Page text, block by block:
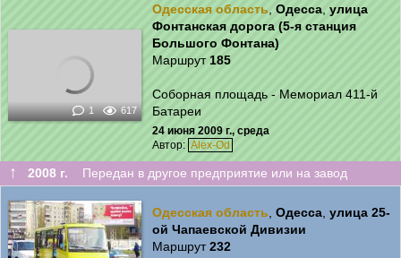
1 617
Одесская область Одесса, улица
Фонтанская дорога (5-я станция
Большого Фонтана)
Маршрут 185
Соборная площадь - Мемориал 411-й
Батареи
24 июня 2009 г., среда
Автор: Alex-Od
↑ 2008 г. Передан в другое предприятие или на завод
Одесская область Одесса, улица 25-
ой Чапаевской Дивизии
Маршрут232